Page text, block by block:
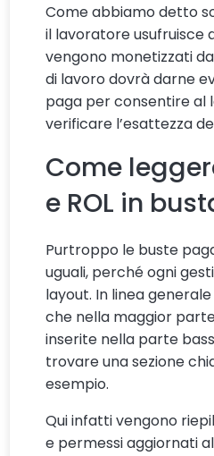
Come abbiamo detto
il lavoratore usufruisce
vengono monetizzati
di lavoro dovrà darne
paga per consentire al
verificare l’esattezza
Come
e ROL in
Purtroppo le buste
uguali, perché ogni
layout. In linea
che nella maggior
inserite nella parte
trovare una sezione
esempio.
Qui infatti vengono
e permessi aggiornati